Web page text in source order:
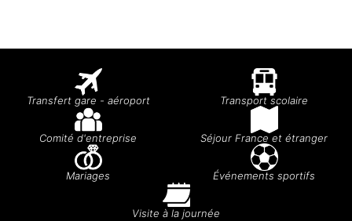
Transfert gare - aéroport Transport scolaire
Comité d'entreprise Séjour France et étranger
Mariages Événements sportifs
Visite à la journée